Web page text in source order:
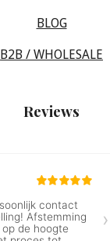
BLOG
B2B / WHOLESALE
Reviews